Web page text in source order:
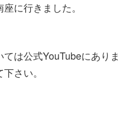
に行きました。
は公式YouTubeにありま
さい。